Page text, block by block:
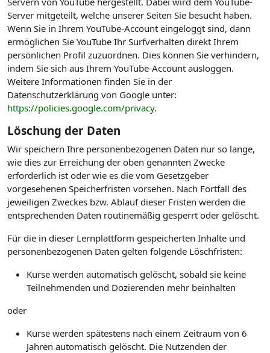
Server mitgeteilt, welche unserer Seiten Sie besucht haben.
Wenn Sie in Ihrem YouTube-Account eingeloggt sind, dann
ermöglichen Sie YouTube Ihr Surfverhalten direkt Ihrem
persönlichen Profil zuzuordnen. Dies können Sie verhindern,
indem Sie sich aus Ihrem YouTube-Account ausloggen.
Weitere Informationen finden Sie in der
Datenschutzerklärung von Google unter:
https://policies.google.com/privacy.
Löschung der Daten
Wir speichern Ihre personenbezogenen Daten nur so lange,
wie dies zur Erreichung der oben genannten Zwecke
erforderlich ist oder wie es die vom Gesetzgeber
vorgesehenen Speicherfristen vorsehen. Nach Fortfall des
jeweiligen Zweckes bzw. Ablauf dieser Fristen werden die
entsprechenden Daten routinemäßig gesperrt oder gelöscht.
Für die in dieser Lernplattform gespeicherten Inhalte und
personenbezogenen Daten gelten folgende Löschfristen:
Kurse werden automatisch gelöscht, sobald sie keine
Teilnehmenden und Dozierenden mehr beinhalten
oder
Kurse werden spätestens nach einem Zeitraum von 6
Jahren automatisch gelöscht. Die Nutzenden der